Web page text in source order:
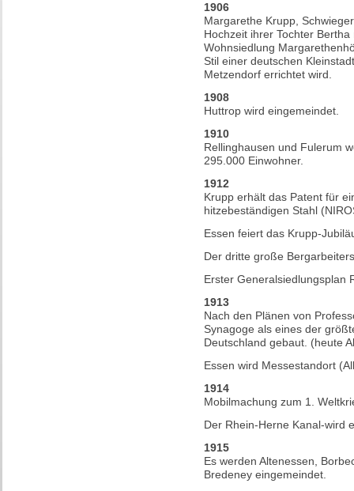
1906
Margarethe Krupp,
Hochzeit ihrer Tochter
Wohnsiedlung
Stil einer deutschen
Metzendorf errichtet wird.
1908
Huttrop wird eingemeindet.
1910
Rellinghausen und Fulerum
295.000 Einwohner.
1912
Krupp erhält das Patent für
hitzebeständigen Stahl
Essen feiert das Krupp-
Der dritte große
Erster Generalsiedlungsplan
1913
Nach den Plänen von
Synagoge als eines der
Deutschland gebaut. (heute
Essen wird Messestandort
1914
Mobilmachung zum 1.
Der Rhein-Herne Kanal-wird
1915
Es werden Altenessen,
Bredeney eingemeindet.